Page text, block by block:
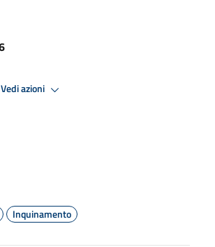
Vedi azioni
Inquinamento